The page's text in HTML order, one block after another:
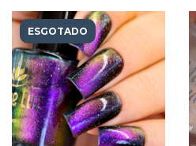
ESGOTADO